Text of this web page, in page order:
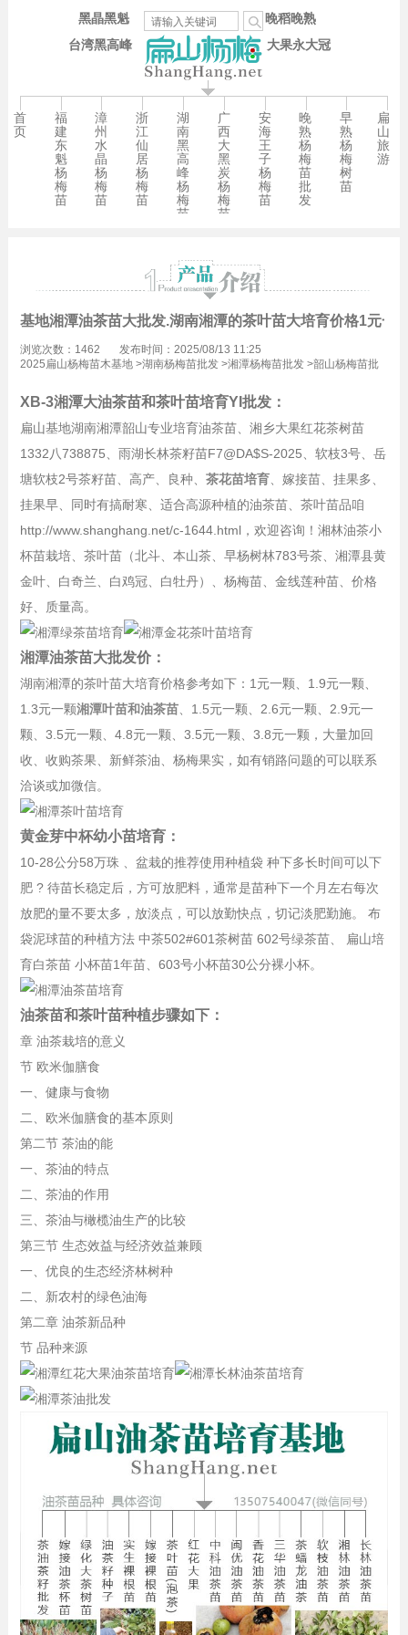
台湾黑高峰
晚稻晚熟
大果永大冠
黑晶黑魁
首
页
福
建
东
魁
杨
梅
苗
漳
州
水
晶
杨
梅
苗
浙
江
仙
居
杨
梅
苗
湖
南
黑
高
峰
杨
梅
苗
广
西
大
黑
炭
杨
梅
苗
安
海
王
子
杨
梅
苗
晚
熟
杨
梅
苗
批
发
早
熟
杨
梅
树
苗
扁
山
旅
游
基地湘潭油茶苗大批发.湖南湘潭的茶叶苗大培育价格1元一
浏览次数：1462
发布时间：2025/08/13 11:25
2025扁山杨梅苗木基地>湖南杨梅苗批发>湘潭杨梅苗批发>韶山杨梅苗批
XB-3湘潭大油茶苗和茶叶苗培育YI批发：
扁山基地湖南湘潭韶山专业培育油茶苗、湘乡大果红花茶树苗
1332八738875 、雨湖长林茶籽苗F7@DA$S-2025、软枝3号、岳
塘软枝2号茶籽苗、高产、良种、 茶花苗培育、嫁接苗、挂果多、
挂果早、同时有搞耐寒、适合高源种植的油茶苗、茶叶苗品咱
http://www.shanghang.net/c-1644.html，欢迎咨询！湘林油茶小
杯苗栽培、茶叶苗（北斗、本山茶、早杨树林783号茶、湘潭县黄
金叶、白奇兰、白鸡冠、白牡丹）、杨梅苗、金线莲种苗、价格
好、质量高。
湘潭油茶苗大批发价：
湖南湘潭的茶叶苗大培育价格参考如下：1元一颗、1.9元一颗、
1.3元一颗湘潭叶苗和油茶苗、1.5元一颗、2.6元一颗、2.9元一
颗、3.5元一颗、4.8元一颗、3.5元一颗、3.8元一颗，大量加回
收、收购茶果、新鲜茶油、杨梅果实，如有销路问题的可以联系
洽谈或加微信。
黄金芽中杯幼小苗培育：
10-28公分58万珠 、盆栽的推荐使用种植袋 种下多长时间可以下
肥 ? 待苗长稳定后，方可放肥料，通常是苗种下一个月左右每次
放肥的量不要太多，放淡点，可以放勤快点，切记淡肥勤施。 布
袋泥球苗的种植方法 中茶502#601茶树苗 602号绿茶苗、 扁山培
育白茶苗 小杯苗1年苗、603号小杯苗30公分裸小杯。
油茶苗和茶叶苗种植步骤如下：
章 油茶栽培的意义
节 欧米伽膳食
一、健康与食物
二、欧米伽膳食的基本原则
第二节 茶油的能
一、茶油的特点
二、茶油的作用
三、茶油与橄榄油生产的比较
第三节 生态效益与经济效益兼顾
一、优良的生态经济林树种
二、新农村的绿色油海
第二章 油茶新品种
节 品种来源